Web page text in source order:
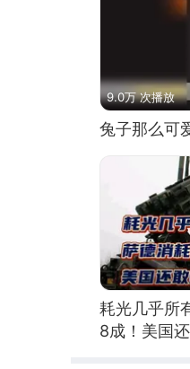
9.0万 次播放
兔子那么可
耗光几乎所
8成！美国